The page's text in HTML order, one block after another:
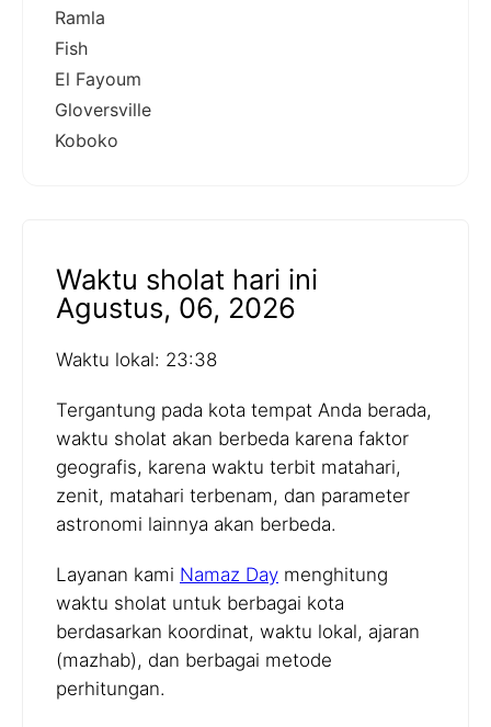
Ramla
Fish
El Fayoum
Gloversville
Koboko
Waktu sholat hari ini
Agustus, 06, 2026
Waktu lokal: 23:38
Tergantung pada kota tempat Anda berada,
waktu sholat akan berbeda karena faktor
geografis, karena waktu terbit matahari,
zenit, matahari terbenam, dan parameter
astronomi lainnya akan berbeda.
Layanan kami Namaz Day menghitung
waktu sholat untuk berbagai kota
berdasarkan koordinat, waktu lokal, ajaran
(mazhab), dan berbagai metode
perhitungan.